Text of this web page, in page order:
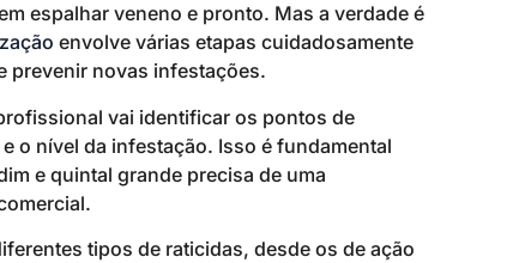
espalhar veneno e pronto. Mas a verdade é
envolve várias etapas cuidadosamente
prevenir novas infestações.
vai identificar os pontos de
o nível da infestação. Isso é fundamental
e quintal grande precisa de uma
tipos de raticidas, desde os de ação